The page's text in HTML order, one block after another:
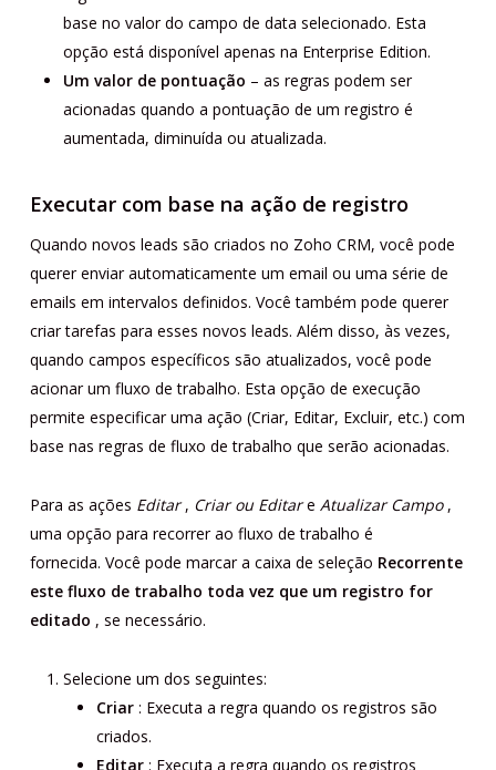
base no valor do campo de data selecionado. Esta
opção está disponível apenas na Enterprise Edition.
Um valor de pontuação – as regras podem ser
acionadas quando a pontuação de um registro é
aumentada, diminuída ou atualizada.
Executar com base na ação de registro
Quando novos leads são criados no Zoho CRM, você pode
querer enviar automaticamente um email ou uma série de
emails em intervalos definidos. Você também pode querer
criar tarefas para esses novos leads. Além disso, às vezes,
quando campos específicos são atualizados, você pode
acionar um fluxo de trabalho. Esta opção de execução
permite especificar uma ação (Criar, Editar, Excluir, etc.) com
base nas regras de fluxo de trabalho que serão acionadas.
Para as ações Editar, Criar ou Editare AtualizarCampo,
uma opção para recorrer ao fluxo de trabalho é
fornecida. Você pode marcar a caixa de seleção Recorrente
este fluxo de trabalho toda vez que um registro for
editado , se necessário.
Selecione um dos seguintes:
Criar: Executa a regra quando os registros são
criados.
Editar: Executa a regra quando os registros